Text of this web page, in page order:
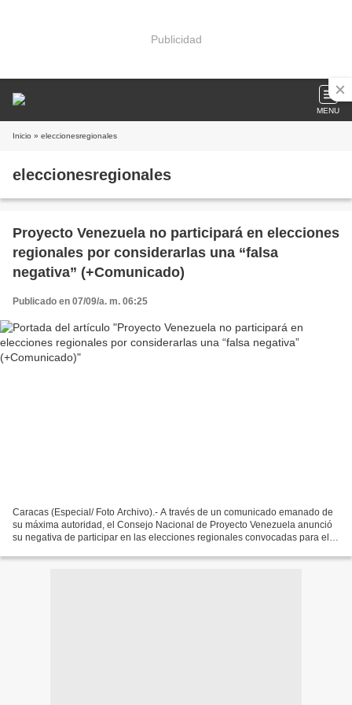
Publicidad
MENU
Inicio » eleccionesregionales
eleccionesregionales
Proyecto Venezuela no participará en elecciones
regionales por considerarlas una “falsa
negativa” (+Comunicado)
Publicado en 07/09/a. m. 06:25
Caracas (Especial/ Foto Archivo).- A través de un comunicado emanado de
su máxima autoridad, el Consejo Nacional de Proyecto Venezuela anunció
su negativa de participar en las elecciones regionales convocadas para el